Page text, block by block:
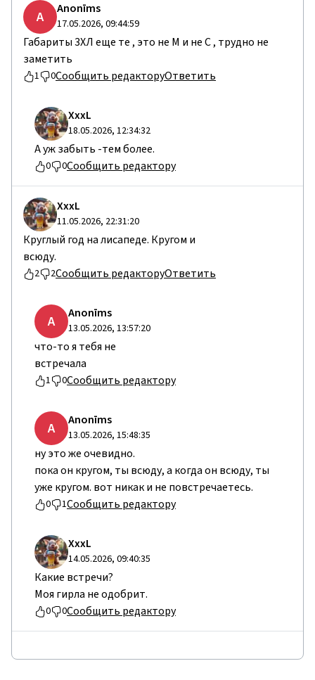
A Anonīms
17.05.2026, 09:44:59
Габариты 3ХЛ еще те , это не М и не С , трудно не
заметить
1 0Сообщить редакторуОтветить
ХххL
18.05.2026, 12:34:32
А уж забыть -тем более.
0 0Сообщить редактору
ХххL
11.05.2026, 22:31:20
Круглый год на лисапеде. Кругом и
всюду.
2 2Сообщить редакторуОтветить
A Anonīms
13.05.2026, 13:57:20
что-то я тебя не
встречала
1 0Сообщить редактору
A Anonīms
13.05.2026, 15:48:35
ну это же очевидно.
пока он кругом, ты всюду, а когда он всюду, ты
уже кругом. вот никак и не повстречаетесь.
0 1Сообщить редактору
ХххL
14.05.2026, 09:40:35
Какие встречи?
Моя гирла не одобрит.
0 0Сообщить редактору